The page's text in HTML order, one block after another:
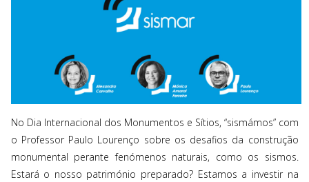
No Dia Internacional dos Monumentos e Sítios, “sismámos” com
o Professor Paulo Lourenço sobre os desafios da construção
monumental perante fenómenos naturais, como os sismos.
Estará o nosso património preparado? Estamos a investir na